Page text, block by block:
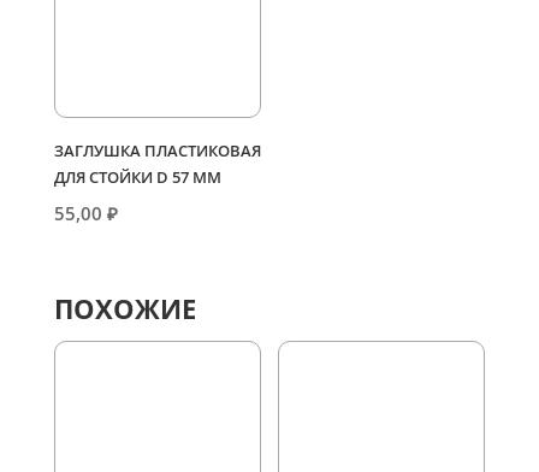
ЗАГЛУШКА ПЛАСТИКОВАЯ
ДЛЯ СТОЙКИ D 57 ММ
55,00 ₽
ПОХОЖИЕ